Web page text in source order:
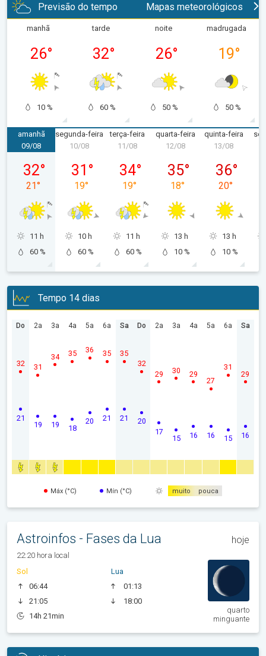
Previsão do tempo Mapas meteorológicos
manhã
26°
10 %
tarde
32°
60 %
noite
26°
50 %
madrugada
19°
50 %
amanhã
domingo, 09/08
09/08
32°
21°
11 h
60 %
segunda-feira
segunda-feira, 10/08
10/08
31 °
19°
10 h
60 %
terça-feira
terça-feira, 11/08
11/08
34°
19°
11 h
60 %
quarta-feira
quarta-feira, 12/08
12/08
35°
18°
13 h
10 %
quinta-feira
13/08
36°
20°
13 h
10 %
Tempo 14 dias
Do
21
32
2a
19
31
3a
19
34
4a
18
35
5a
20
36
6a
21
35
Sa
21
35
Do
20
32
2a
17
29
3a
15
30
4a
16
29
5a
16
27
6a
15
31
Sa
16
29
Máx (°C) Mín (°C) muito pouca
Astroinfos - Fases da Lua hoje
22:20 hora local
Sol
06:44
21:05
14h 21min
Lua
01:13
18:00
quarto
minguante